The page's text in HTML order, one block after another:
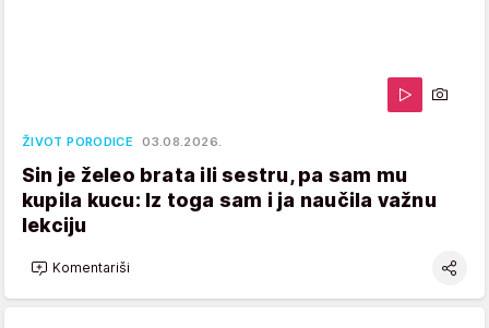
ŽIVOT PORODICE 03.08.2026.
Sin je želeo brata ili sestru, pa sam mu
kupila kucu: Iz toga sam i ja naučila važnu
lekciju
Komentariši